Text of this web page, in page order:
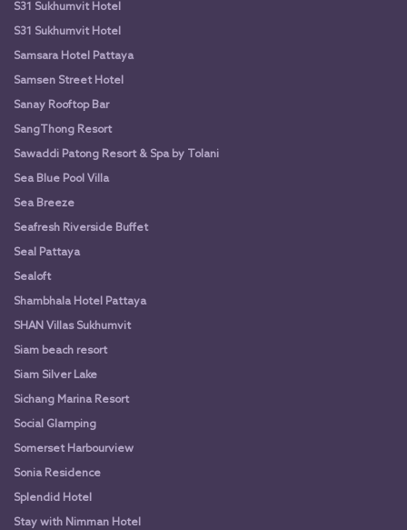
S31 Sukhumvit Hotel
S31 Sukhumvit Hotel
Samsara Hotel Pattaya
Samsen Street Hotel
Sanay Rooftop Bar
SangThong Resort
Sawaddi Patong Resort & Spa by Tolani
Sea Blue Pool Villa
Sea Breeze
Seafresh Riverside Buffet
Seal Pattaya
Sealoft
Shambhala Hotel Pattaya
SHAN Villas Sukhumvit
Siam beach resort
Siam Silver Lake
Sichang Marina Resort
Social Glamping
Somerset Harbourview
Sonia Residence
Splendid Hotel
Stay with Nimman Hotel